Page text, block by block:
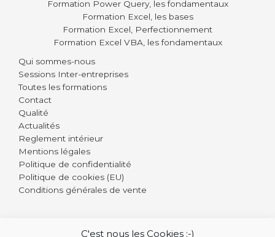
C'est nous les Cookies :-)
Formation Power Query, les fondamentaux
Formation Excel, les bases
Formation Excel, Perfectionnement
Formation Excel VBA, les fondamentaux
Qui sommes-nous
Sessions Inter-entreprises
Toutes les formations
Contact
Qualité
Actualités
Reglement intérieur
Mentions légales
Politique de confidentialité
Politique de cookies (EU)
Conditions générales de vente